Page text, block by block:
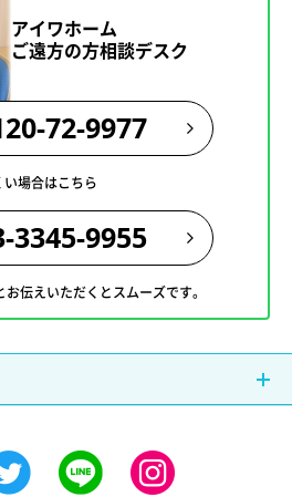
アイワホーム
ご遠方の方相談デスク
72-9977
場合はこちら
3345-9955
お伝えいただくとスムーズです。